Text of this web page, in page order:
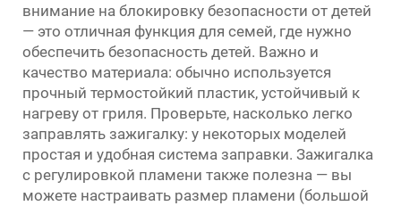
внимание на блокировку безопасности от детей
— это отличная функция для семей, где нужно
обеспечить безопасность детей. Важно и
качество материала: обычно используется
прочный термостойкий пластик, устойчивый к
нагреву от гриля. Проверьте, насколько легко
заправлять зажигалку: у некоторых моделей
простая и удобная система заправки. Зажигалка
с регулировкой пламени также полезна — вы
можете настраивать размер пламени (большой